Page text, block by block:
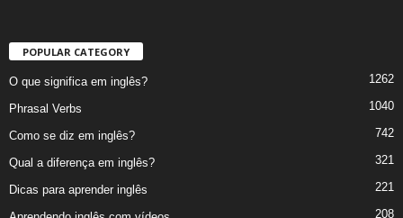
POPULAR CATEGORY
O que significa em inglês? 1262
Phrasal Verbs 1040
Como se diz em inglês? 742
Qual a diferença em inglês? 321
Dicas para aprender inglês 221
208